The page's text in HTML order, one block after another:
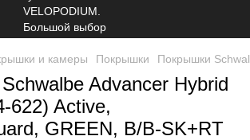
и камеры Покрышки Покрышки
Advancer Hybrid
622) Active,
GREEN, B/B-SK+RT